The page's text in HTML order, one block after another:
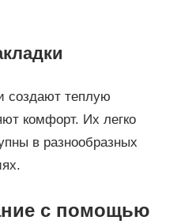
создают теплую
комфорт. Их легко
в разнообразных
с помощью